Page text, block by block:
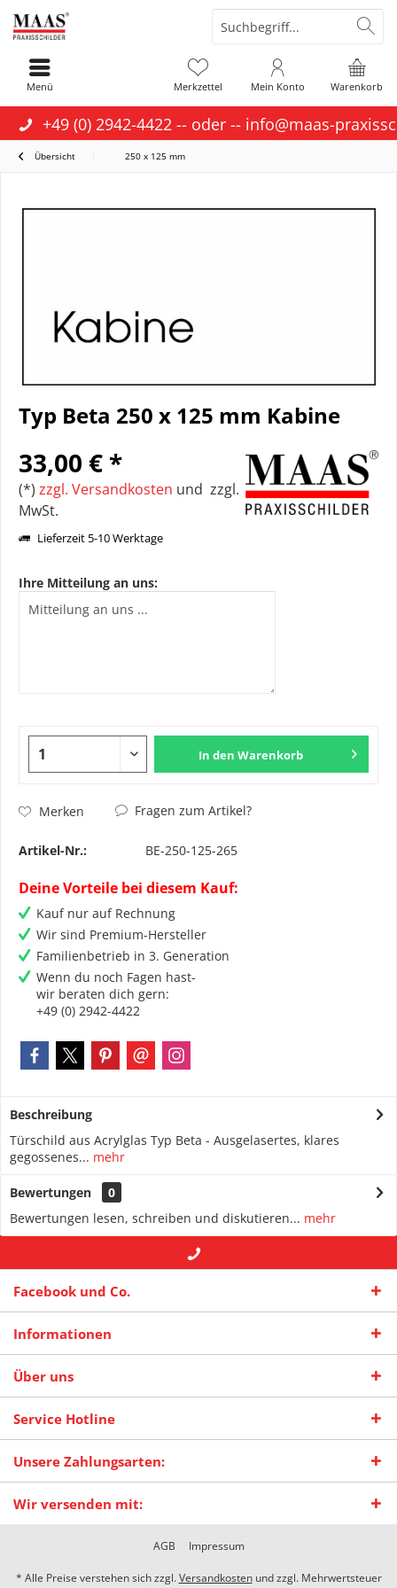
+49 (0) 2942-4422 -- oder -- info@maas-
Warenkorb
Merkzettel Mein Konto
Menü
Übersicht 250 x 125 mm
Typ Beta 250 x 125 mm Kabine
33,00 € *
(*) zzgl. Versandkosten und zzgl.
MwSt.
Lieferzeit 5-10 Werktage
Ihre Mitteilung an uns:
In den Warenkorb
Merken Fragen zum Artikel?
Artikel-Nr.: BE-250-125-265
Deine Vorteile bei diesem Kauf:
Kauf nur auf Rechnung
Wir sind Premium-Hersteller
Familienbetrieb in 3. Generation
Wenn du noch Fagen hast-
wir beraten dich gern:
+49 (0) 2942-4422
Beschreibung
Türschild aus Acrylglas Typ Beta - Ausgelasertes, klares
gegossenes... mehr
Bewertungen
0
Bewertungen lesen, schreiben und diskutieren... mehr
Facebook und Co.
Informationen
Über uns
Service Hotline
Unsere Zahlungsarten:
Wir versenden mit:
AGB Impressum
* Alle Preise verstehen sich zzgl.Versandkostenund zzgl. Mehrwertsteuer